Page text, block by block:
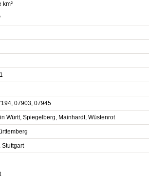
km²
07903, 07945
Württ, Spiegelberg, Mainhardt, Wüstenrot
Stuttgart